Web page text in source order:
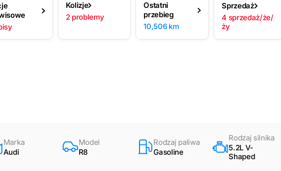
Kolizje
2 problemy
Ostatni
przebieg
10,506 km
Sprzedaż
4 sprzedaż/że/
ży
Marka
Audi
Model
R8
Rodzaj paliwa
Gasoline
Rodzaj silnika
5.2L V-
Shaped